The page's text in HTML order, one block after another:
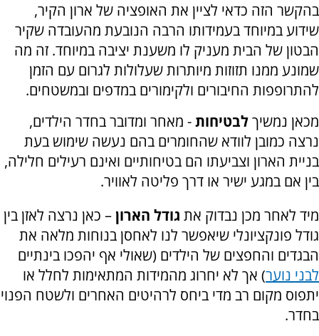
בהקשר הזה כדאי לציין את האופציה של ארון הקיר,
שידוע במיוחד בעמידותו הרבה הנובעת מהעובדה שקיר
הבטון של הבית מעניק לו משענת יציבה במיוחד. זה מה
שמונע ממנו תזוזות מיותרות שעלולות לגרום עם הזמן
להתרופפות החיבורים ולקימורים במדפים ובמשטחים.
מכאן נמשיךלבטיחות- מאחר ומדובר בחדר הילדים,
נרצה כמובן לוודא שהחומרים בהם נעשה שימוש בעת
בניית הארון וצביעתו הם בטיחותיים ואינם רעילים חלילה,
בין אם במגע ישיר או דרך פליטה לאוויר.
מיד לאחר מכן נבדוק את גודל הארון– כאן נרצה לאזן בין
גודל פונקציונלי שיאפשר לנו לאחסן בנוחות מלאה את
הבגדים והחפצים של הילדים (שאולי אף יהפכו בינתיים
לבני נוער) אך לא יחרוג מהמידות המתאימות לחלל או
יתפוס מקום רב מדי ביחס לרהיטים האחרים ולשטח הפנוי
בחדר.